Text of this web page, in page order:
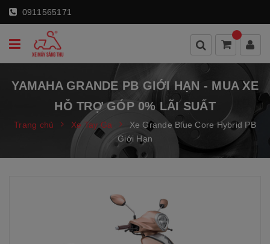
0911565171
YAMAHA GRANDE PB GIỚI HẠN - MUA XE
HỖ TRỢ GÓP 0% LÃI SUẤT
Trang chủ Xe Tay Ga
Xe Grande Blue Core Hybrid PB
Giới Hạn